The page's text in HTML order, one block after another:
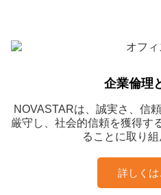
企業倫理
NOVASTARは、誠実さ、信
厳守し、社会的信頼を獲得す
ることに取り組
詳しくは